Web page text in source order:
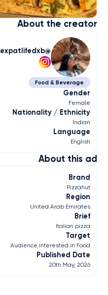
About this ad
Brand
Pizzahut
Region
United Arab Emirates
Brief
Italian pizza
Target
Audience interested in Food
Published Date
20th May, 2026
About the creator
expatlifedxb
Food & Beverage
Gender
Female
Nationality / Ethnicity
Indian
Language
English